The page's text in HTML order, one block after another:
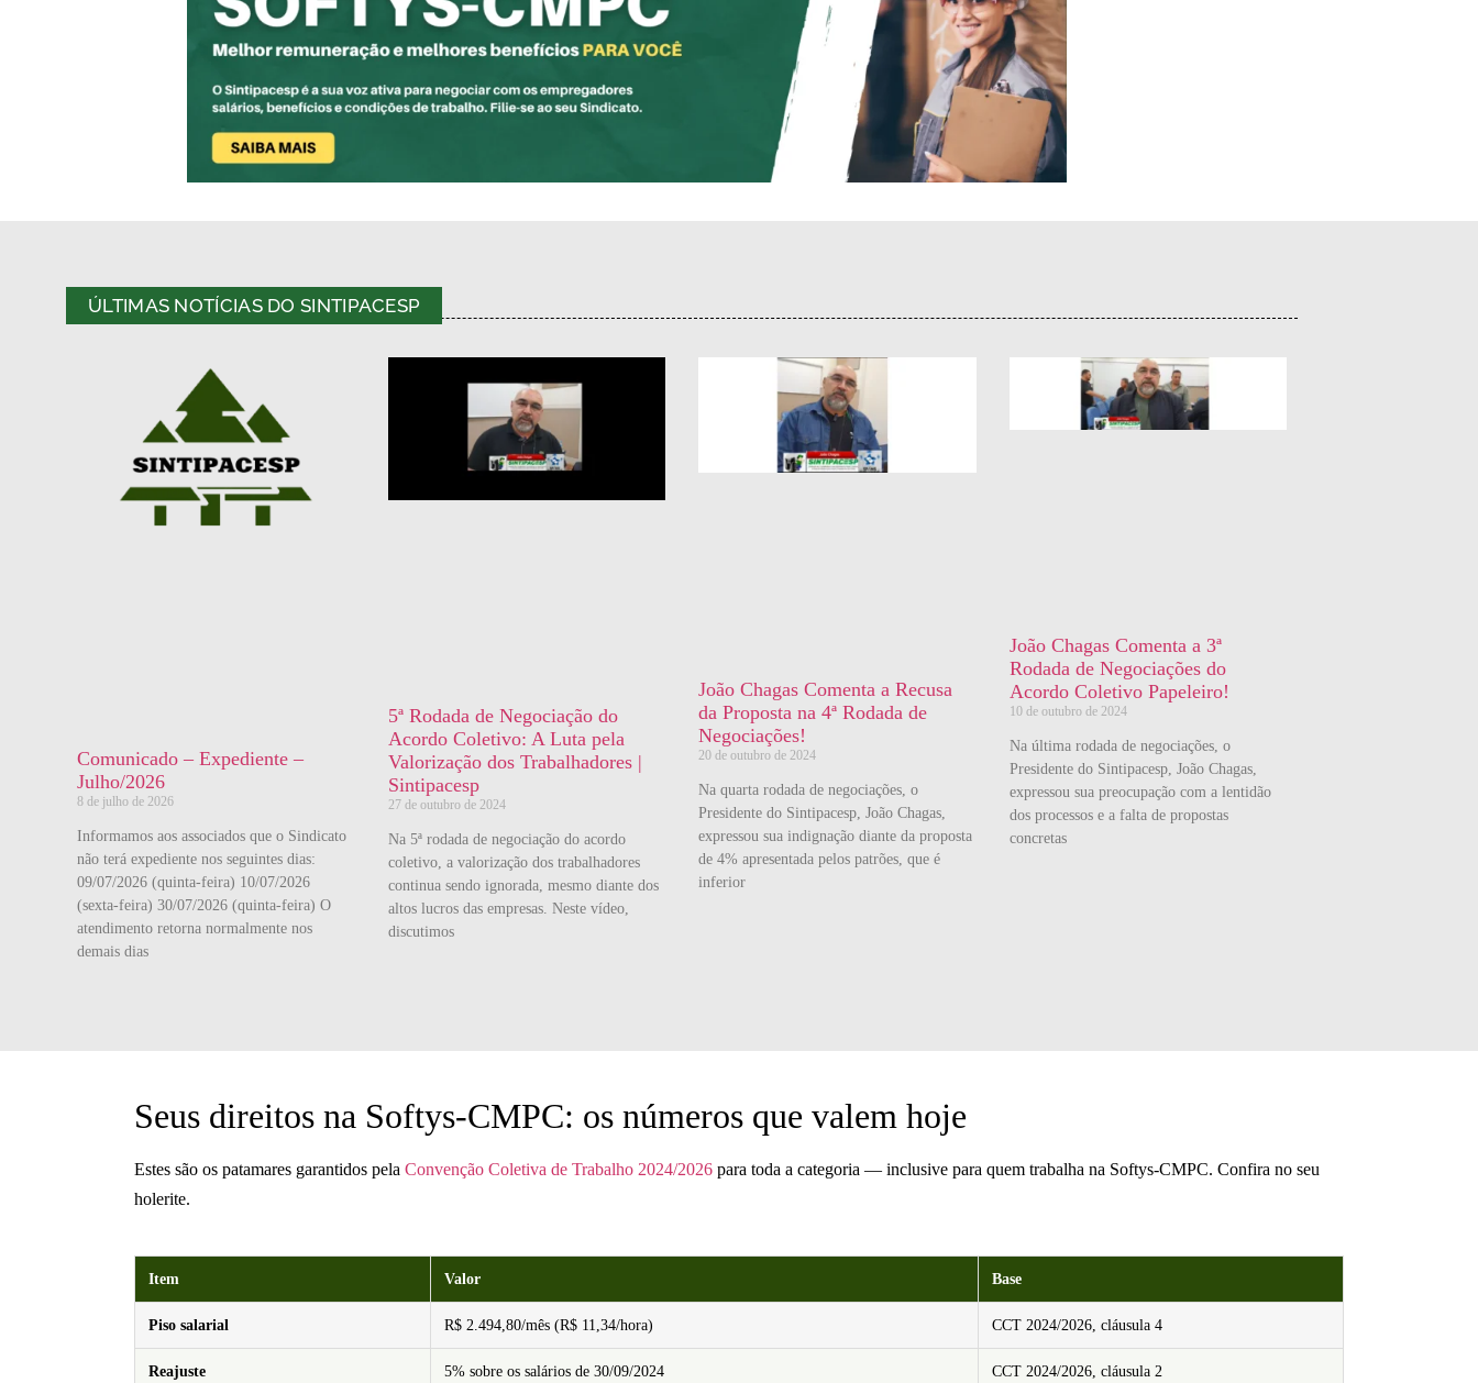
ÚLTIMAS NOTÍCIAS DO SINTIPACESP
Comunicado – Expediente –
Julho/2026
8 de julho de 2026
Informamos aos associados que o Sindicato
não terá expediente nos seguintes dias:
09/07/2026 (quinta-feira) 10/07/2026
(sexta-feira) 30/07/2026 (quinta-feira) O
atendimento retorna normalmente nos
demais dias
5ª Rodada de Negociação do
Acordo Coletivo: A Luta pela
Valorização dos Trabalhadores |
Sintipacesp
27 de outubro de 2024
Na 5ª rodada de negociação do acordo
coletivo, a valorização dos trabalhadores
continua sendo ignorada, mesmo diante dos
altos lucros das empresas. Neste vídeo,
discutimos
João Chagas Comenta a Recusa
da Proposta na 4ª Rodada de
Negociações!
20 de outubro de 2024
Na quarta rodada de negociações, o
Presidente do Sintipacesp, João Chagas,
expressou sua indignação diante da proposta
de 4% apresentada pelos patrões, que é
inferior
João Chagas Comenta a 3ª
Rodada de Negociações do
Acordo Coletivo Papeleiro!
10 de outubro de 2024
Na última rodada de negociações, o
Presidente do Sintipacesp, João Chagas,
expressou sua preocupação com a lentidão
dos processos e a falta de propostas
concretas
Seus direitos na Softys-CMPC: os números que valem hoje
Estes são os patamares garantidos pela Convenção Coletiva de Trabalho 2024/2026 para toda a categoria — inclusive para quem trabalha na Softys-CMPC. Confira no seu
holerite.
Item Valor Base
Piso salarial R$ 2.494,80/mês (R$ 11,34/hora) CCT 2024/2026, cláusula 4
Reajuste 5% sobre os salários de 30/09/2024 CCT 2024/2026, cláusula 2